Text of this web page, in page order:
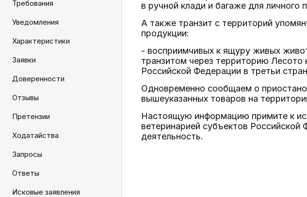
Требования
Уведомления
Характеристики
Заявки
Доверенности
Отзывы
Претензии
Ходатайства
Запросы
Ответы
Исковые заявления
в ручной клади и багаже для личного
А также транзит с территорий
продукции:
- восприимчивых к ящуру живых
транзитом через территорию
Российской Федерации в третьи
Одновременно сообщаем о
вышеуказанных товаров на
Настоящую информацию примите к
ветеринарией субъектов
деятельность.